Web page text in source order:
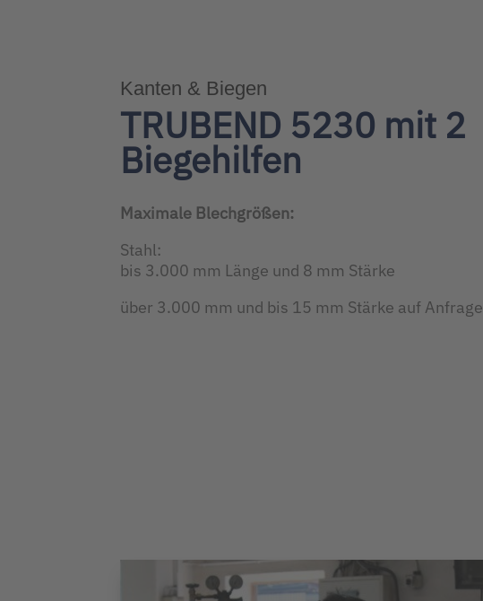
Kanten & Biegen
TRUBEND 5230 mit 2
Biegehilfen
Maximale Blechgrößen:
Stahl:
bis 3.000 mm Länge und 8 mm Stärke
über 3.000 mm und bis 15 mm Stärke auf Anfrage